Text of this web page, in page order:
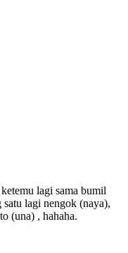
lagi sama bumil
lagi nengok (naya),
(una) , hahaha.